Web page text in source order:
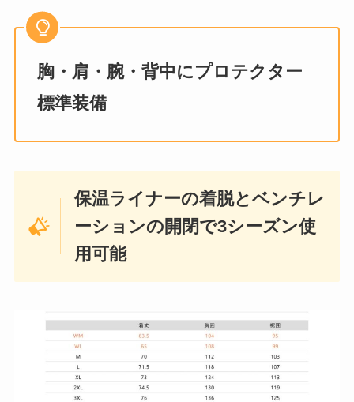
胸・肩・腕・背中にプロテクター
標準装備
保温ライナーの着脱とベンチレ
ーションの開閉で3シーズン使
用可能